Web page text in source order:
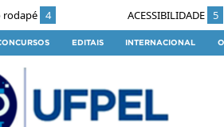
rodapé 4 ACESSIBILIDADE 5
EDITAIS INTERNACIONAL